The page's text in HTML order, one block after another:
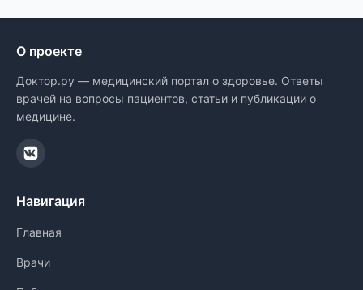
О проекте
Доктор.ру — медицинский портал о здоровье. Ответы
врачей на вопросы пациентов, статьи и публикации о
медицине.
Навигация
Главная
Врачи